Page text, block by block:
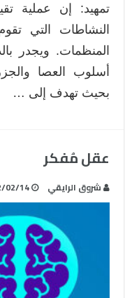
تمهيد: إن عملية
النشاطات التي
المنظمات. ويجدر
أسلوب العصا
بحيث تهدف إلى …
عقل مُفكر
شروق الرايقي 02/14